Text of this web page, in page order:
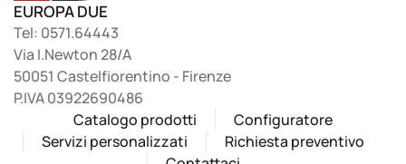
EUROPA DUE
Tel: 0571.64443
Via I.Newton 28/A
50051 Castelfiorentino - Firenze
P.IVA 03922690486
Catalogo prodotti
Configuratore
Servizi personalizzati
Richiesta preventivo